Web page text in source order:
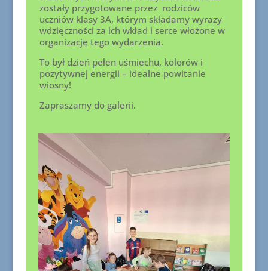
zostały przygotowane przez rodziców
uczniów klasy 3A, którym składamy wyrazy
wdzięczności za ich wkład i serce włożone w
organizację tego wydarzenia.
To był dzień pełen uśmiechu, kolorów i
pozytywnej energii – idealne powitanie
wiosny!
Zapraszamy do galerii.